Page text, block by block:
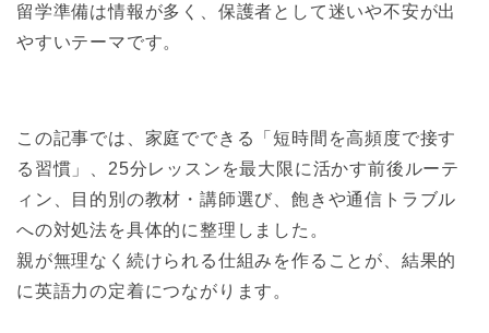
留学準備は情報が多く、保護者として迷いや不安が出
やすいテーマです。
この記事では、家庭でできる「短時間を高頻度で接す
る習慣」、25分レッスンを最大限に活かす前後ルーテ
ィン、目的別の教材・講師選び、飽きや通信トラブル
への対処法を具体的に整理しました。
親が無理なく続けられる仕組みを作ることが、結果的
に英語力の定着につながります。